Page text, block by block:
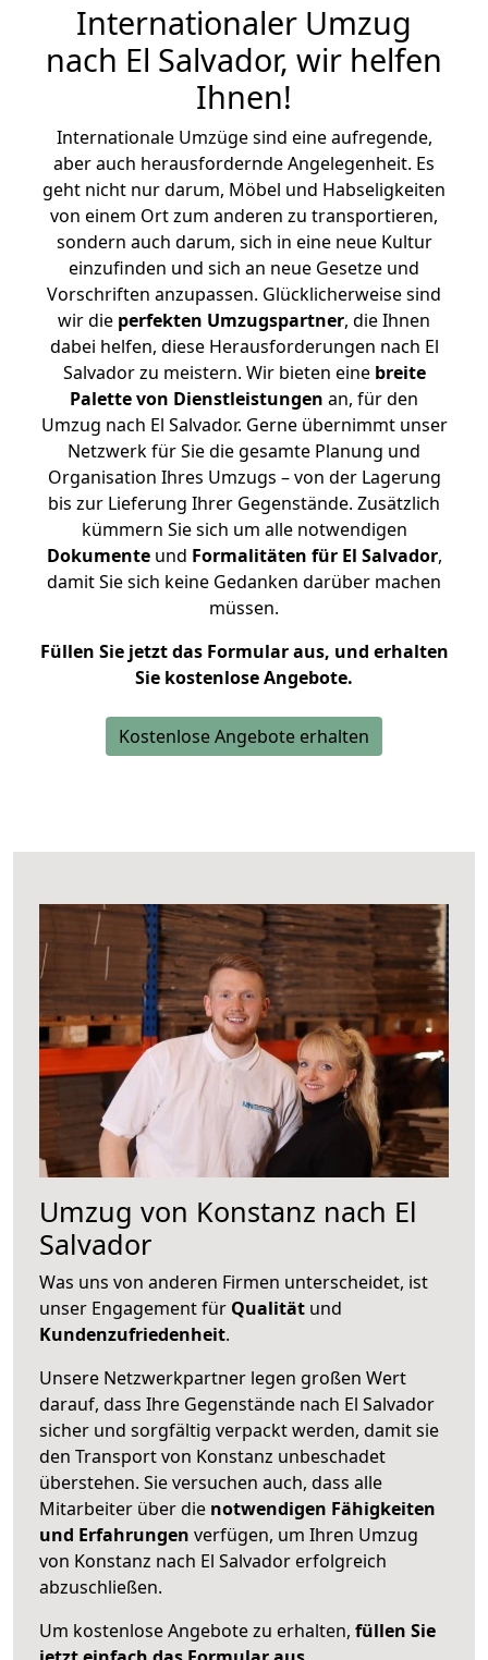
Internationaler Umzug
nach El Salvador, wir helfen
Ihnen!
Internationale Umzüge sind eine aufregende,
aber auch herausfordernde Angelegenheit. Es
geht nicht nur darum, Möbel und Habseligkeiten
von einem Ort zum anderen zu transportieren,
sondern auch darum, sich in eine neue Kultur
einzufinden und sich an neue Gesetze und
Vorschriften anzupassen. Glücklicherweise sind
wir die perfekten Umzugspartner, die Ihnen
dabei helfen, diese Herausforderungen nach El
Salvador zu meistern. Wir bieten eine breite
Palette von Dienstleistungen an, für den
Umzug nach El Salvador. Gerne übernimmt unser
Netzwerk für Sie die gesamte Planung und
Organisation Ihres Umzugs – von der Lagerung
bis zur Lieferung Ihrer Gegenstände. Zusätzlich
kümmern Sie sich um alle notwendigen
Dokumenteund Formalitäten für El Salvador,
damit Sie sich keine Gedanken darüber machen
müssen.
Füllen Sie jetzt das Formular aus, und erhalten
Sie kostenlose Angebote.
Kostenlose Angebote erhalten
Umzug von Konstanz nach El
Salvador
Was uns von anderen Firmen unterscheidet, ist
unser Engagement für Qualität und
Kundenzufriedenheit.
Unsere Netzwerkpartner legen großen Wert
darauf, dass Ihre Gegenstände nach El Salvador
sicher und sorgfältig verpackt werden, damit sie
den Transport von Konstanz unbeschadet
überstehen. Sie versuchen auch, dass alle
Mitarbeiter über die notwendigen Fähigkeiten
und Erfahrungen verfügen, um Ihren Umzug
von Konstanz nach El Salvador erfolgreich
abzuschließen.
Um kostenlose Angebote zu erhalten, füllen Sie